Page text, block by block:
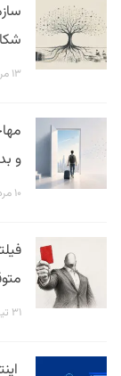
۱۳ مرداد ۱۴۰۵
و
۱۰ مرداد ۱۴۰۵
۳۱ تیر ۱۴۰۵